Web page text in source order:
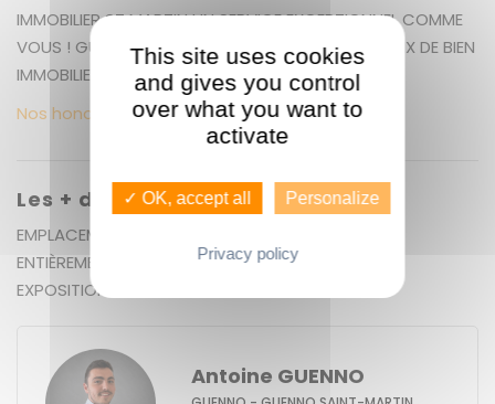
IMMOBILIER ST MARTIN UN SERVICE EXCEPTIONNEL COMME
VOUS ! GUENNO IMMOBILIER : LE PLUS GRAND CHOIX DE BIEN
IMMOBILIER SUR RENNES ET ALENTOURS
Nos honoraires
Les + du bien
EMPLACEMENT N°1 - IMMEUBLE ET APPARTEMENT
ENTIÈREMENT RÉNOVÉS - BEAUX VOLUMES - TRIPLE
EXPOSITION - GARAGE - GRAND JARDIN
Antoine GUENNO
This site uses cookies
and gives you control
over what you want to
activate
✓ OK, accept all Personalize
Privacy policy